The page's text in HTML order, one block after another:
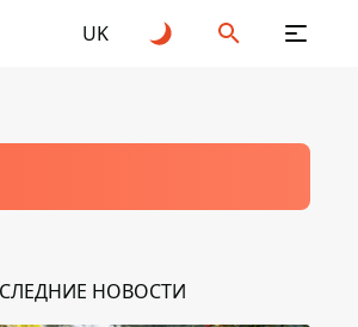
UK
НОВОСТИ